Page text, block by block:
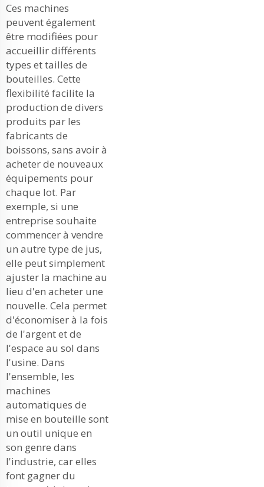
Ces machines
peuvent également
être modifiées pour
accueillir différents
types et tailles de
bouteilles. Cette
flexibilité facilite la
production de divers
produits par les
fabricants de
boissons, sans avoir à
acheter de nouveaux
équipements pour
chaque lot. Par
exemple, si une
entreprise souhaite
commencer à vendre
un autre type de jus,
elle peut simplement
ajuster la machine au
lieu d'en acheter une
nouvelle. Cela permet
d'économiser à la fois
de l'argent et de
l'espace au sol dans
l'usine. Dans
l'ensemble, les
machines
automatiques de
mise en bouteille sont
un outil unique en
son genre dans
l'industrie, car elles
font gagner du